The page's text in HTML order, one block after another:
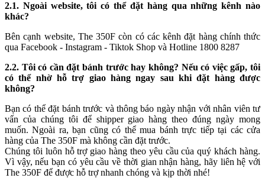
2.1. Ngoài website, tôi có thể đặt hàng qua những kênh nào
khác?
Bên cạnh website, The 350F còn có các kênh đặt hàng chính thức
qua Facebook - Instagram - Tiktok Shop và Hotline 1800 8287
2.2. Tôi có cần đặt bánh trước hay không? Nếu có việc gấp, tôi
có thể nhờ hỗ trợ giao hàng ngay sau khi đặt hàng được
không?
Bạn có thể đặt bánh trước và thông báo ngày nhận với nhân viên tư
vấn của chúng tôi để shipper giao hàng theo đúng ngày mong
muốn. Ngoài ra, bạn cũng có thể mua bánh trực tiếp tại các cửa
hàng của The 350F mà không cần đặt trước.
Chúng tôi luôn hỗ trợ giao hàng theo yêu cầu của quý khách hàng.
Vì vậy, nếu bạn có yêu cầu về thời gian nhận hàng, hãy liên hệ với
The 350F để được hỗ trợ nhanh chóng và kịp thời nhé!